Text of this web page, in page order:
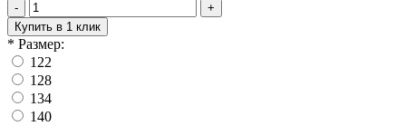
-
+
Купить в 1 клик
* Размер:
122
128
134
140